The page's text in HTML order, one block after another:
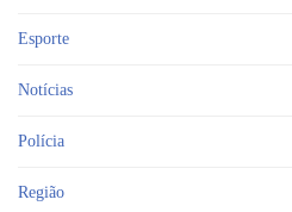
Esporte
Notícias
Polícia
Região